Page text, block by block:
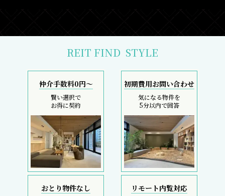
REIT FIND STYLE
仲介手数料0円～
賢い選択で
お得に契約
初期費用お問い合わせ
気になる物件を
5分以内で回答
おとり物件なし リモート内覧対応